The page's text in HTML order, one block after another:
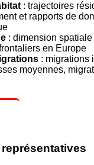
: trajectoires
et rapports de
: dimension
en Europe
: migrations
moyennes,